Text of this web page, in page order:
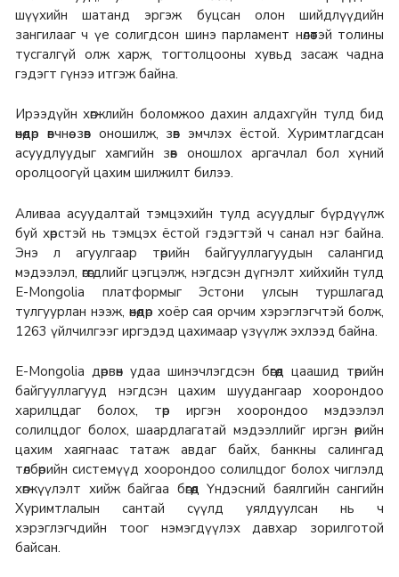
шүүхийн шатанд эргэж буцсан олон шийдлүүдийн
зангилааг ч үе солигдсон шинэ парламент нөлөөтэй толины
тусгалгүй олж харж, тогтолцооны хувьд засаж чадна
гэдэгт гүнээ итгэж байна.
Ирээдүйн хөгжлийн боломжоо дахин алдахгүйн тулд бид
өнөөдөр өвчнөө зөв оношилж, зөв эмчлэх ёстой. Хуримтлагдсан
асуудлуудыг хамгийн зөв оношлох аргачлал бол хүний
оролцоогүй цахим шилжилт билээ.
Аливаа асуудалтай тэмцэхийн тулд асуудлыг бүрдүүлж
буй хөрстэй нь тэмцэх ёстой гэдэгтэй ч санал нэг байна.
Энэ л агуулгаар төрийн байгууллагуудын салангид
мэдээлэл, өгөгдлийг цэгцэлж, нэгдсэн дүгнэлт хийхийн тулд
E-Mongolia платформыг Эстони улсын туршлагад
тулгуурлан нээж, өнөөдөр хоёр сая орчим хэрэглэгчтэй болж,
1263 үйлчилгээг иргэдэд цахимаар үзүүлж эхлээд байна.
E-Mongolia дөрвөн удаа шинэчлэгдсэн бөгөөд цаашид төрийн
байгууллагууд нэгдсэн цахим шуудангаар хоорондоо
харилцдаг болох, төр иргэн хоорондоо мэдээлэл
солилцдог болох, шаардлагатай мэдээллийг иргэн өөрийн
цахим хаягнаас татаж авдаг байх, банкны салингад
төлбөрийн системүүд хоорондоо солилцдог болох чиглэлд
хөгжүүлэлт хийж байгаа бөгөөд Үндэсний баялгийн сангийн
Хуримтлалын сантай сүүлд уялдуулсан нь ч
хэрэглэгчдийн тоог нэмэгдүүлэх давхар зорилготой
байсан.